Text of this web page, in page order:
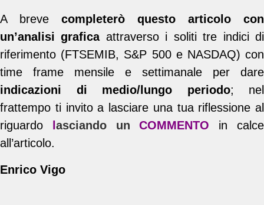
A breve completerò questo articolo con
un’analisi graficaattraverso i soliti tre indici di
riferimento (FTSEMIB, S&P 500 e NASDAQ) con
time frame mensile e settimanale per dare
indicazioni di medio/lungo periodo; nel
frattempo ti invito a lasciare una tua riflessione al
riguardo
asciando un COMMENTO in calce
all’articolo.
Enrico Vigo